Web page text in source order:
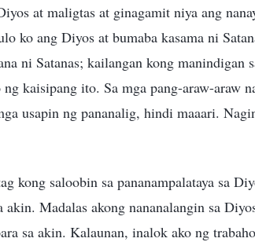
at maligtas at ginagamit niya ang
ko ang Diyos at bumaba kasama ni
ni Satanas; kailangan kong manindigan
kaisipang ito. Sa mga pang-araw-araw
usapin ng pananalig, hindi maaari.
kong saloobin sa pananampalataya sa
akin. Madalas akong nananalangin sa
sa akin. Kalaunan, inalok ako ng